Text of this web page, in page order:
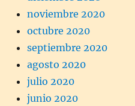
noviembre 2020
octubre 2020
septiembre 2020
agosto 2020
julio 2020
junio 2020